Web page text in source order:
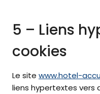
5 – Liens
cookies
Le site www.hotel-
liens hypertextes vers